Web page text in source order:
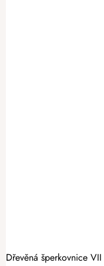
Dřevěná šperkovnice VII